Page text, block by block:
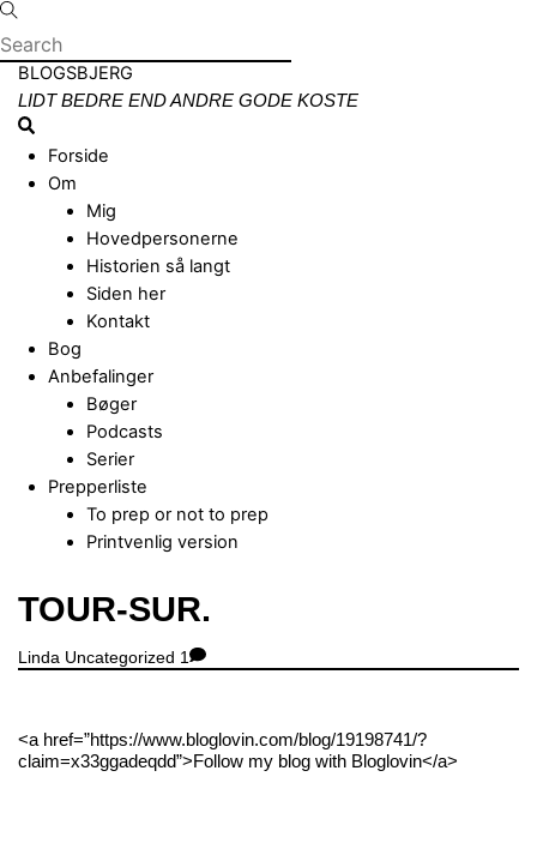
Skip
to
content
Menu
BLOGSBJERG
LIDT BEDRE END ANDRE GODE KOSTE
Search
Forside
Om
Mig
Hovedpersonerne
Historien så langt
Siden her
Kontakt
Bog
Anbefalinger
Bøger
Podcasts
Serier
Prepperliste
To prep or not to prep
Printvenlig version
Close
Menu
TOUR-SUR.
Linda Uncategorized 1
<a href=”https://www.bloglovin.com/blog/19198741/?
claim=x33ggadeqdd”>Follow my blog with Bloglovin</a>